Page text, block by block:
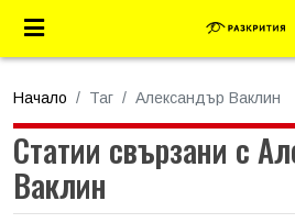
Начало Таг Александър Ваклин
Статии свързани с
Ваклин